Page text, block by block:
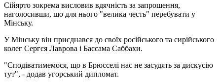
Сійярто зокрема висловив вдячність за запрошення,
наголосивши, що для нього "велика честь" перебувати у
Мінську.
У Мінську він приєднався до своїх російського та сирійського
колег Сергєя Лаврова і Бассама Саббахи.
"Сподіватимемося, що в Брюсселі нас не засудять за дискусію
тут", - додав угорський дипломат.